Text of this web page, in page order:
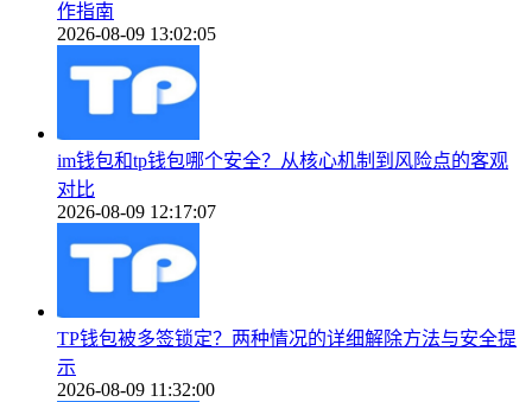
作指南
2026-08-09 13:02:05
im钱包和tp钱包哪个安全？从核心机制到风险点的客观
对比
2026-08-09 12:17:07
TP钱包被多签锁定？两种情况的详细解除方法与安全提
示
2026-08-09 11:32:00